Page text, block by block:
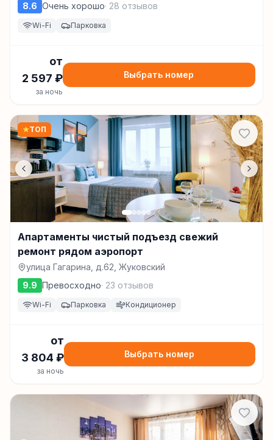
8.6 Очень хорошо· 28 отзывов
Wi-Fi Парковка
от
2 597 ₽
за ночь
Выбрать номер
★ТОП
Апартаменты чистый подъезд свежий
ремонт рядом аэропорт
улица Гагарина, д.62, Жуковский
9.9 Превосходно· 23 отзывов
Wi-Fi Парковка Кондиционер
от
3 804 ₽
за ночь
Выбрать номер